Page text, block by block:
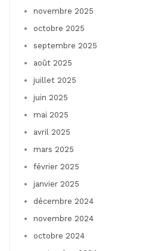
novembre 2025
octobre 2025
septembre 2025
août 2025
juillet 2025
juin 2025
mai 2025
avril 2025
mars 2025
février 2025
janvier 2025
décembre 2024
novembre 2024
octobre 2024